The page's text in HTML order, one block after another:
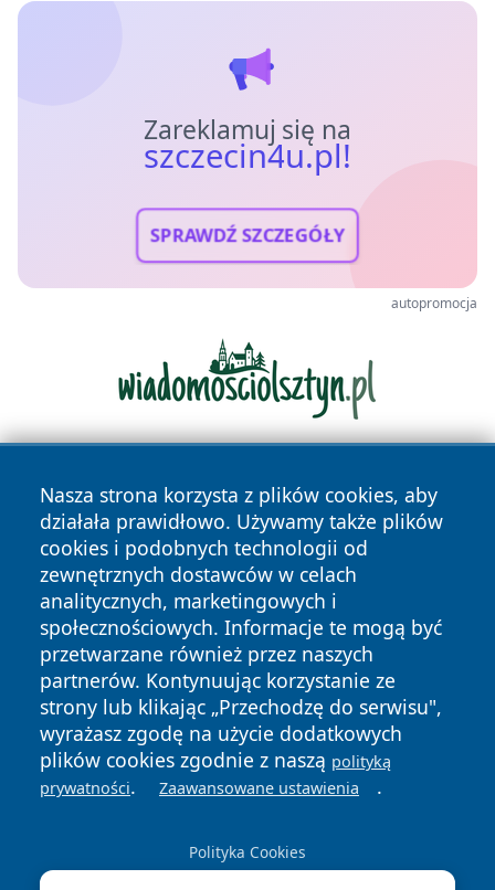
Zareklamuj się na
szczecin4u.pl!
SPRAWDŹ SZCZEGÓŁY
autopromocja
Nasza strona korzysta z plików cookies, aby
działała prawidłowo. Używamy także plików
cookies i podobnych technologii od
zewnętrznych dostawców w celach
analitycznych, marketingowych i
społecznościowych. Informacje te mogą być
przetwarzane również przez naszych
partnerów. Kontynuując korzystanie ze
strony lub klikając „Przechodzę do serwisu",
wyrażasz zgodę na użycie dodatkowych
plików cookies zgodnie z naszą polityką
prywatności. Zaawansowane ustawienia .
Polityka Cookies
Copyright © 2026 szczecin4u.pl Wszystkie prawa zastrzeżone.
News Autorzy
Polityka
Prywatności
Polityka
Cookies